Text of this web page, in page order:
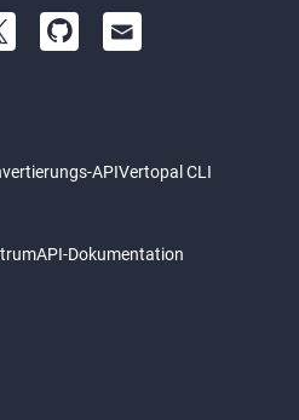
APIVertopal CLI
API-Dokumentation